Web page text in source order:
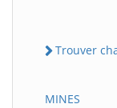
Trouver
MINES